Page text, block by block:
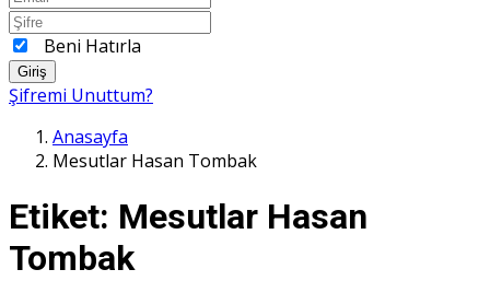
Beni Hatırla
Giriş
Şifremi Unuttum?
Anasayfa
Mesutlar Hasan Tombak
Etiket: Mesutlar Hasan
Tombak